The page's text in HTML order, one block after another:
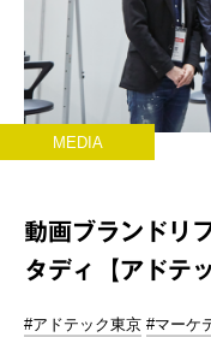
MEDIA
動画ブランドリ
タディ【アドテ
#アドテック東京 #マーケ